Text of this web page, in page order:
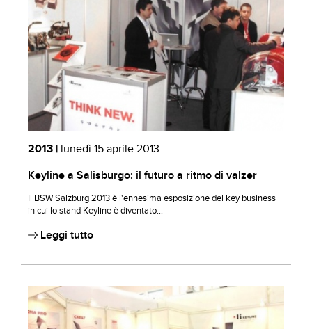
2013 | lunedì 15 aprile 2013
Keyline a Salisburgo: il futuro a ritmo di valzer
Il BSW Salzburg 2013 è l'ennesima esposizione del key business
in cui lo stand Keyline è diventato...
Leggi tutto